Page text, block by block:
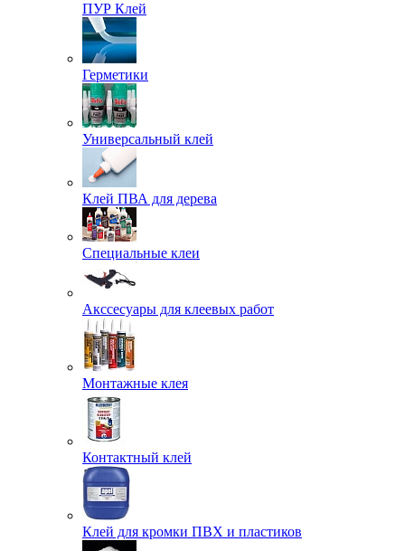
ПУР Клей
Герметики
Универсальный клей
Клей ПВА для дерева
Специальные клеи
Акссесуары для клеевых работ
Монтажные клея
Контактный клей
Клей для кромки ПВХ и пластиков